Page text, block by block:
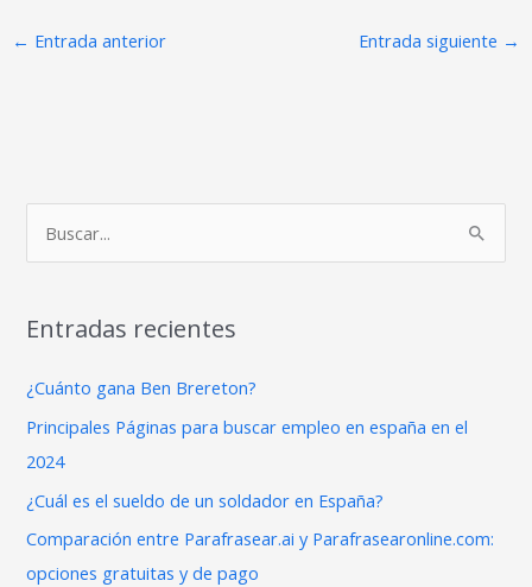
← Entrada anterior Entrada siguiente →
c
r
:
Entradas recientes
¿Cuánto gana Ben Brereton?
Principales Páginas para buscar empleo en españa en el
2024
¿Cuál es el sueldo de un soldador en España?
Comparación entre Parafrasear.ai y Parafrasearonline.com:
opciones gratuitas y de pago